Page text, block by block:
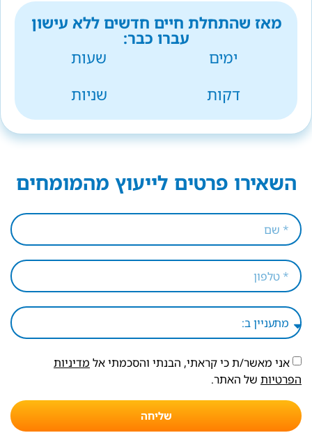
מאז שהתחלת חיים חדשים ללא עישון
עברו כבר:
ימים
שעות
דקות
שניות
השאירו פרטים לייעוץ מהמומחים
אני מאשר/ת כי קראתי, הבנתי והסכמתי אל מדיניות
הפרטיות של האתר.
שליחה